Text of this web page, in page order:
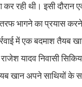
रही थी। इसी दौरान
भागने का प्रयास
में एक बदमाश तैयब
यादव निवासी
खान अपने साथियों